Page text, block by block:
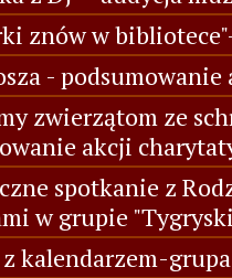
znów w
- podsumowanie
zwierzątom ze
akcji
spotkanie z
w grupie
kalendarzem-